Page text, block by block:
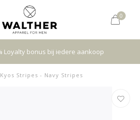
0
High quality brands with authentic
Kyos Stripes - Navy Stripes